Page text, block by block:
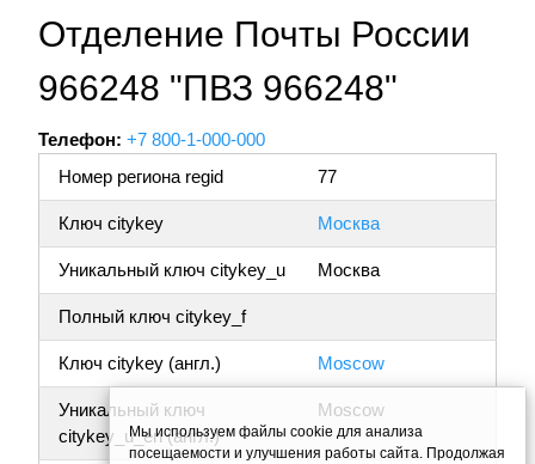
Отделение Почты России
966248 "ПВЗ 966248"
Телефон: +7 800-1-000-000
Номер региона regid
77
Ключ citykey Москва
Уникальный ключ citykey_u Москва
Полный ключ citykey_f
Ключ citykey (англ.) Moscow
Уникальный ключ
citykey_u_en (англ.)
Moscow
Мы используем файлы cookie для анализа
посещаемости и улучшения работы сайта. Продолжая